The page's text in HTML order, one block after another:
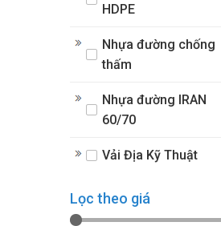
HDPE
Nhựa đường chống
thấm
Nhựa đường IRAN
60/70
Vải Địa Kỹ Thuật
Lọc theo giá